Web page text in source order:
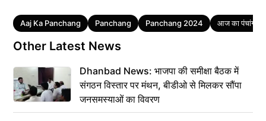
Tags
Aaj Ka Panchang Panchang Panchang 2024 आज का पंचांग
Other Latest News
Dhanbad News: भाजपा की समीक्षा बैठक में
संगठन विस्तार पर मंथन, बीडीओ से मिलकर सौंपा
जनसमस्याओं का विवरण